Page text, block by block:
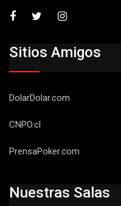
Sitios Amigos
DolarDolar.com
CNPO.cl
PrensaPoker.com
Nuestras Salas